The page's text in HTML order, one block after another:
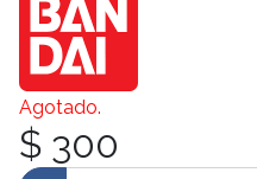
Agotado.
$ 300